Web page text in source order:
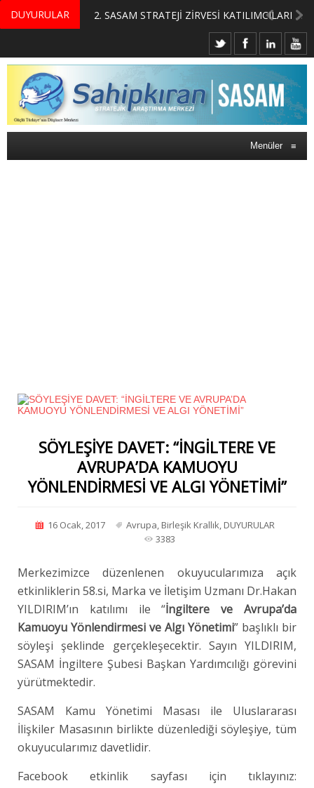
DUYURULAR
MERKEZİMİZ BÜNYESİNDE YETİŞTİRİLMEK ÜZERE GÖNÜLLÜ ÜLKE MASASI UZMANI VE UZMAN ADAYLARI ARIYORUZ 2. SASAM STRATEJİ ZİRVESİ KATILIMCILARI BELLİ OLDU
Menüler ≡
SÖYLEŞİYE DAVET: “İNGİLTERE VE
AVRUPA’DA KAMUOYU
YÖNLENDİRMESİ VE ALGI YÖNETİMİ”
16 Ocak, 2017 Avrupa Birleşik Krallık DUYURULAR
3383
Merkezimizce düzenlenen okuyucularımıza açık
etkinliklerin 58.si, Marka ve İletişim Uzmanı Dr.Hakan
YILDIRIM’ın katılımı ile “İngiltere ve Avrupa’da
Kamuoyu Yönlendirmesi ve Algı Yönetimi” başlıklı bir
söyleşi şeklinde gerçekleşecektir. Sayın YILDIRIM,
SASAM İngiltere Şubesi Başkan Yardımcılığı görevini
yürütmektedir.
SASAM Kamu Yönetimi Masası ile Uluslararası
İlişkiler Masasının birlikte düzenlediği söyleşiye, tüm
okuyucularımız davetlidir.
Facebook etkinlik sayfası için tıklayınız: